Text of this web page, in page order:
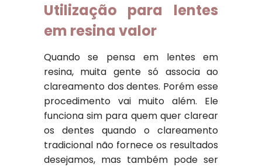
Utilização para lentes
em resina valor
Quando se pensa em lentes em
resina, muita gente só associa ao
clareamento dos dentes. Porém esse
procedimento vai muito além. Ele
funciona sim para quem quer clarear
os dentes quando o clareamento
tradicional não fornece os resultados
desejamos, mas também pode ser